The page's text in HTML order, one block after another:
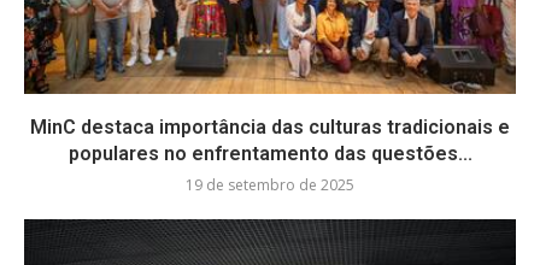
MinC destaca importância das culturas tradicionais e
populares no enfrentamento das questões...
19 de setembro de 2025